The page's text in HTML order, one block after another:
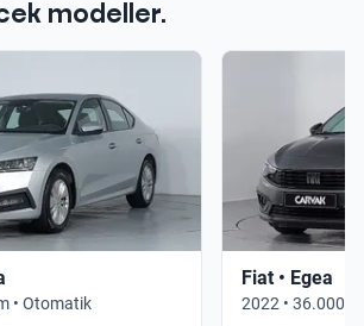
modeller.
• Otomatik
Fiat • Egea
2022 • 36.000